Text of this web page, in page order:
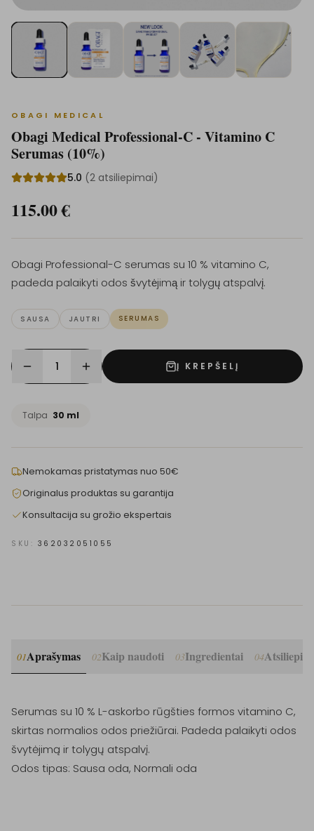
OBAGI MEDICAL
Obagi Medical Professional-C - Vitamino C
Serumas (10%)
5.0 (2 atsiliepimai)
115.00€
Obagi Professional-C serumas su 10 % vitamino C,
padeda palaikyti odos švytėjimą ir tolygų atspalvį.
SAUSA JAUTRI SERUMAS
1 Į KREPŠELĮ
Talpa 30 ml
Nemokamas pristatymas nuo 50€
Originalus produktas su garantija
Konsultacija su grožio ekspertais
SKU: 362032051055
01Aprašymas 02Kaip naudoti 03Ingredientai 04
Serumas su 10 % L-askorbo rūgšties formos vitamino C,
skirtas normalios odos priežiūrai. Padeda palaikyti odos
švytėjimą ir tolygų atspalvį.
Odos tipas: Sausa oda, Normali oda